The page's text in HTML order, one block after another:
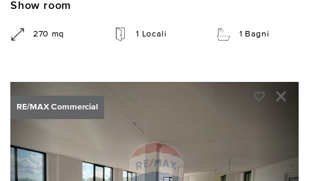
Show room
270 mq 1 Locali 1 Bagni
RE/MAX Commercial